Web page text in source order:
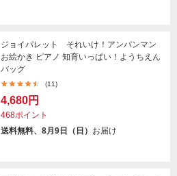
ジョイパレット それいけ！アンパンマン
お絵かき ピアノ 知育いっぱい！ようちえん
バッグ
(11)
4,680円
468ポイント
送料無料、8月9日（日） お届け